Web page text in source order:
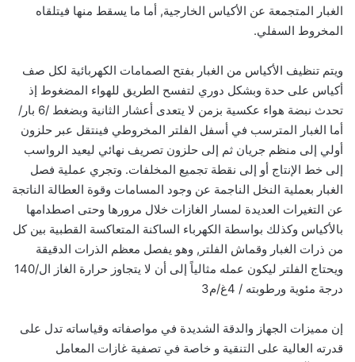
الغبار المتجمعة عن الأكياس الخارجية, أما ما يسقط منها فيتلقاه
المخروط السفلي.
ويتم تنظيف الأكياس من الغبار بفتح الصمامات الكهربائية لكل صف
أكياس على حدة وبشكل دوري لتفسح الطريق للهواء المضغوط إذ
تحدث نبضة هواء عكسية بزمن لا يتعدى أعشار الثانية وبضغط /6 بار/
أما الغبار المترسب في أسفل الفلتر المخروطي فينتقل عبر حلزون
أولي إلى منظم جريان ثم إلى حلزون تصريف نهائي ليعيد الرواسب
إلى خط الإنتاج أو إلى نقطة تجميع المخلفات. وتجري عملية فصل
الغبار بعملية النخل الناجمة عن وجود المسامات وقوة العطالة الناتجة
عن التغيرات العديدة لمسار الغازات خلال مرورها وحتى اصطدامها
بالأكياس وكذلك بواسطة الكهرباء الساكنة المتعاكسة القطبية بين كل
من ذرات الغبار وقماش الفلتر, وهو يفصل معظم الذرات الدقيقة
ويحتاج الفلتر ليكون عمله مثالياً إلى أن لا يتجاوز حرارة الغاز ال/140
درجة مئوية ورطوبته / 4غ/م3‏
إن مميزات الجهاز والدقة الشديدة في مواصفاته وقياساته تدل على
قدرته العالية على التنقية و خاصة في تصفية غازات المعامل